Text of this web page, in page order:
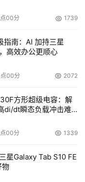
档和处理）进行智能
，不构成投资建议。
00分 1739
指南：AI 加持三星
高效办公更顺心
00分 2072
方形超级电容：解
di/dt瞬态负载冲击难
00分 1339
星Galaxy Tab S10 FE
物